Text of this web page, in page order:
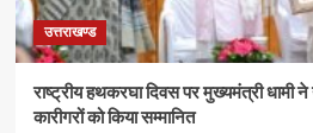
उत्तराखण्ड
राष्ट्रीय हथकरघा दिवस पर मुख्यमंत्री
कारीगरों को किया सम्मानित